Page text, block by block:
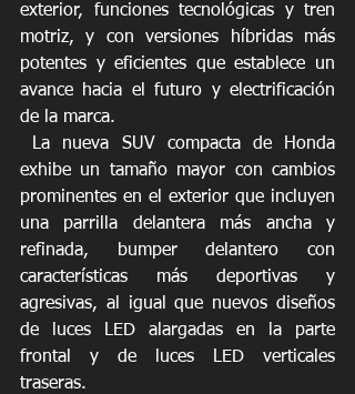
exterior, funciones tecnológicas y tren
motriz, y con versiones híbridas más
potentes y eficientes que establece un
avance hacia el futuro y electrificación
de la marca.
exhibe un tamaño mayor con cambios
prominentes en el exterior que incluyen
una parrilla delantera más ancha y
refinada, bumper delantero con
características más deportivas y
agresivas, al igual que nuevos diseños
de luces LED alargadas en la parte
frontal y de luces LED verticales
traseras.